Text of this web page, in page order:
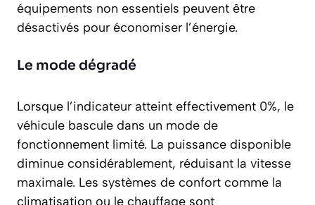
équipements non essentiels peuvent être
désactivés pour économiser l’énergie.
Le mode dégradé
Lorsque l’indicateur atteint effectivement 0%, le
véhicule bascule dans un mode de
fonctionnement limité. La puissance disponible
diminue considérablement, réduisant la vitesse
maximale. Les systèmes de confort comme la
climatisation ou le chauffage sont